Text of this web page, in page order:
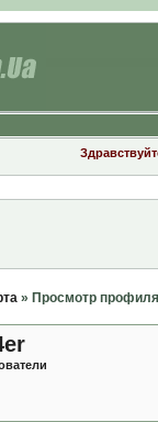
» Просмотр профиля